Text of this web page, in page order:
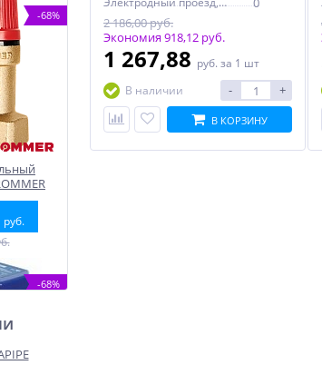
-68%
3 бар
руб.
-68%
2 186,00 руб.
Экономия 918,12 руб.
1 267,88 руб. за 1 шт
В наличии
- +
В КОРЗИНУ